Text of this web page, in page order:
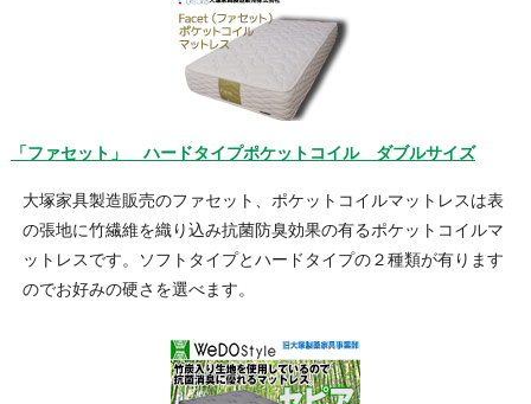
「ファセット」 ハードタイプポケットコイル ダブルサイズ
大塚家具製造販売のファセット、ポケットコイルマットレスは表
の張地に竹繊維を織り込み抗菌防臭効果の有るポケットコイルマ
ットレスです。ソフトタイプとハードタイプの２種類が有ります
のでお好みの硬さを選べます。